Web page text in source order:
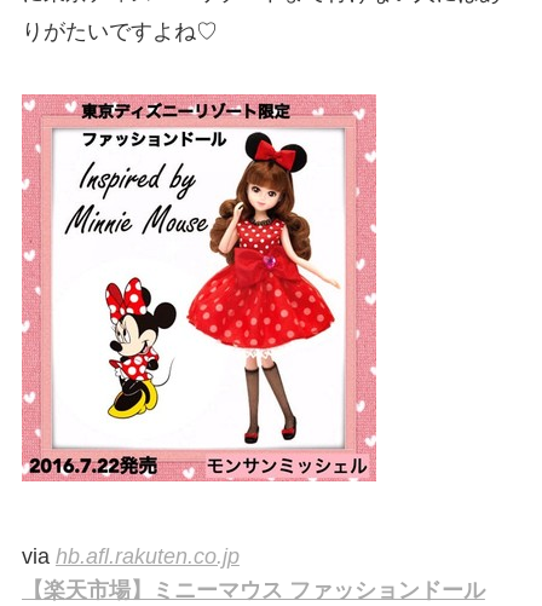
りがたいですよね♡
via hb.afl.rakuten.co.jp
【楽天市場】ミニーマウス ファッションドール